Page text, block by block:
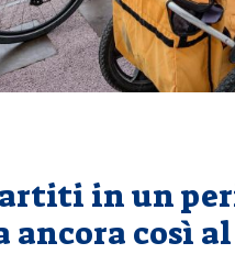
in un
ancora così